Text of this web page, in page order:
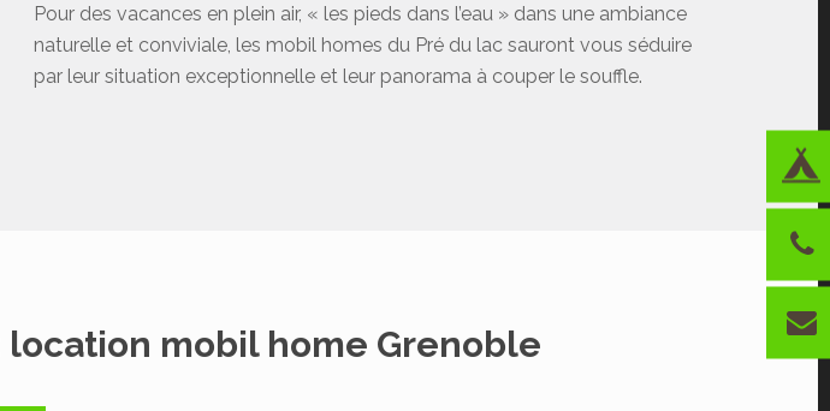
Pour des vacances en plein air, « les pieds dans l’eau » dans une ambiance
naturelle et conviviale, les mobil homes du Pré du lac sauront vous séduire
par leur situation exceptionnelle et leur panorama à couper le souffle.
location mobil home Grenoble